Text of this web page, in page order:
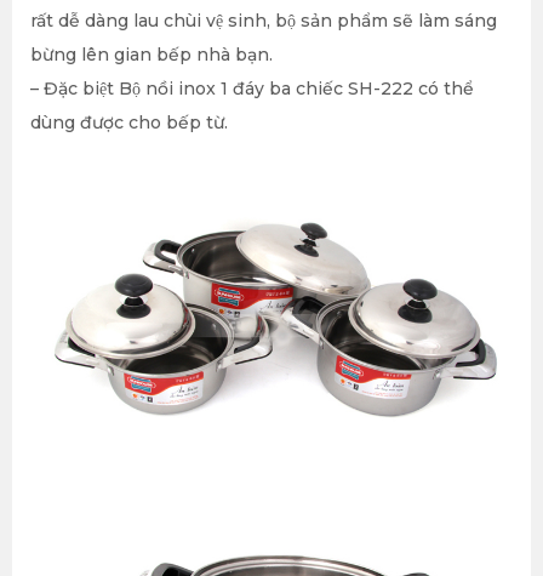
rất dễ dàng lau chùi vệ sinh, bộ sản phẩm sẽ làm sáng
bừng lên gian bếp nhà bạn.
– Đặc biệt Bộ nồi inox 1 đáy ba chiếc SH-222 có thể
dùng được cho bếp từ.